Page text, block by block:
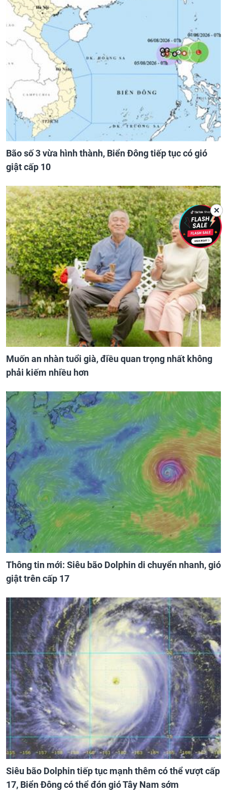
Bão số 3 vừa hình thành, Biển Đông tiếp tục có gió
giật cấp 10
Muốn an nhàn tuổi già, điều quan trọng nhất không
phải kiếm nhiều hơn
Thông tin mới: Siêu bão Dolphin di chuyển nhanh, gió
giật trên cấp 17
Siêu bão Dolphin tiếp tục mạnh thêm có thể vượt cấp
17, Biển Đông có thể đón gió Tây Nam sớm
✕